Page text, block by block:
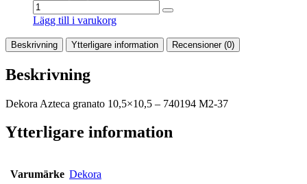
Lägg till i varukorg
Beskrivning Ytterligare information Recensioner (0)
Beskrivning
Dekora Azteca granato 10,5×10,5 – 740194 M2-37
Ytterligare information
Varumärke Dekora